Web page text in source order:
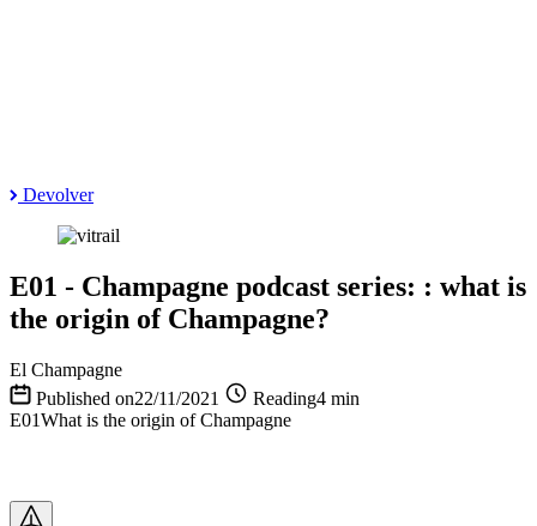
Devolver
E01 - Champagne podcast series: : what is
the origin of Champagne?
El Champagne
Published on22/11/2021
Reading4 min
E01What is the origin of Champagne